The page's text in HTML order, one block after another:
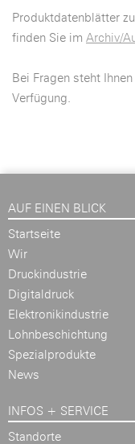
Produktdatenblätter
finden Sie im Archiv/
Bei Fragen steht
Verfügung.
AUF EINEN BLICK
Startseite
Wir
Druckindustrie
Digitaldruck
Elektronikindustrie
Lohnbeschichtung
Spezialprodukte
News
INFOS + SERVICE
Standorte